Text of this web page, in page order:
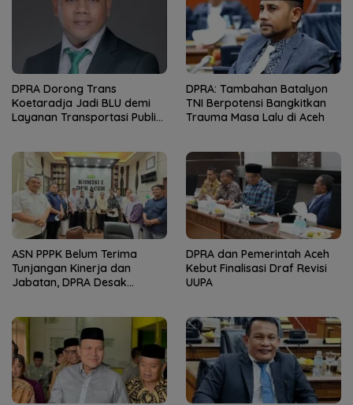
DPRA Dorong Trans
Koetaradja Jadi BLU demi
Layanan Transportasi Publik
DPRA: Tambahan Batalyon
TNI Berpotensi Bangkitkan
Trauma Masa Lalu di Aceh
ASN PPPK Belum Terima
Tunjangan Kinerja dan
Jabatan, DPRA Desak
DPRA dan Pemerintah Aceh
Kebut Finalisasi Draf Revisi
UUPA